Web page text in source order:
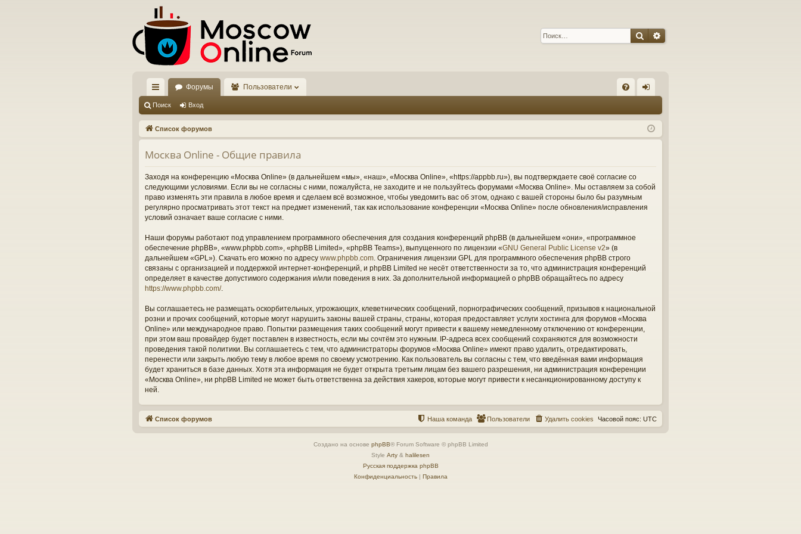
ПоискРасширенный поиск
с
ы
лк
и
Форумы Пользователи
Q д
Поиск Вход
Список форумов
Москва Online - Общие правила
Заходя на конференцию «Москва Online» (в дальнейшем «мы», «наш», «Москва Online», «https://appbb.ru»), вы подтверждаете своё согласие со
следующими условиями. Если вы не согласны с ними, пожалуйста, не заходите и не пользуйтесь форумами «Москва Online». Мы оставляем за собой
право изменять эти правила в любое время и сделаем всё возможное, чтобы уведомить вас об этом, однако с вашей стороны было бы разумным
регулярно просматривать этот текст на предмет изменений, так как использование конференции «Москва Online» после обновления/исправления
условий означает ваше согласие с ними.
Наши форумы работают под управлением программного обеспечения для создания конференций phpBB (в дальнейшем «они», «программное
обеспечение phpBB», «www.phpbb.com», «phpBB Limited», «phpBB Teams»), выпущенного по лицензии «GNU General Public License v2» (в
дальнейшем «GPL»). Скачать его можно по адресу www.phpbb.com . Ограничения лицензии GPL для программного обеспечения phpBB строго
связаны с организацией и поддержкой интернет-конференций, и phpBB Limited не несёт ответственности за то, что администрация конференций
определяет в качестве допустимого содержания и/или поведения в них. За дополнительной информацией о phpBB обращайтесь по адресу
https://www.phpbb.com/.
Вы соглашаетесь не размещать оскорбительных, угрожающих, клеветнических сообщений, порнографических сообщений, призывов к национальной
розни и прочих сообщений, которые могут нарушить законы вашей страны, страны, которая предоставляет услуги хостинга для форумов «Москва
Online» или международное право. Попытки размещения таких сообщений могут привести к вашему немедленному отключению от конференции,
при этом ваш провайдер будет поставлен в известность, если мы сочтём это нужным. IP-адреса всех сообщений сохраняются для возможности
проведения такой политики. Вы соглашаетесь с тем, что администраторы форумов «Москва Online» имеют право удалить, отредактировать,
перенести или закрыть любую тему в любое время по своему усмотрению. Как пользователь вы согласны с тем, что введённая вами информация
будет храниться в базе данных. Хотя эта информация не будет открыта третьим лицам без вашего разрешения, ни администрация конференции
«Москва Online», ни phpBB Limited не может быть ответственна за действия хакеров, которые могут привести к несанкционированному доступу к
ней.
Список форумов Часовой пояс: UTC
Удалить cookies
Пользователи
Наша команда
Создано на основе phpBB® Forum Software © phpBB Limited
Style Arty & halilesen
Русская поддержка phpBB
Конфиденциальность| Правила